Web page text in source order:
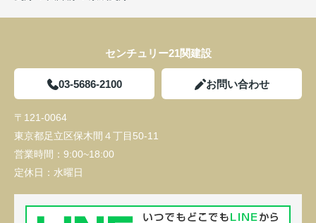
センチュリー21関建設
03-5686-2100 お問い合わせ
〒121-0064
東京都足立区保木間４丁目50-11
営業時間： 9:00~18:00
定休日： 水曜日